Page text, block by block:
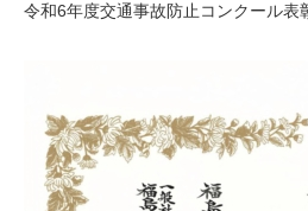
令和6年度交通事故防止コンクール表